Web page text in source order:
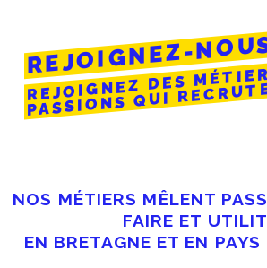
REJOIGNEZ-
REJOIGNEZ DES
PASSIONS QUI
NOS MÉTIERS MÊLENT
FAIRE ET
EN BRETAGNE ET EN